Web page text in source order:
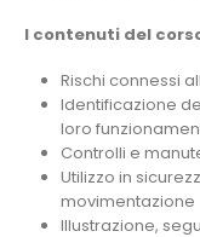
I contenuti del
Rischi connessi
Identificazione
loro
Controlli e
Utilizzo in
movimentazione
Illustrazione,